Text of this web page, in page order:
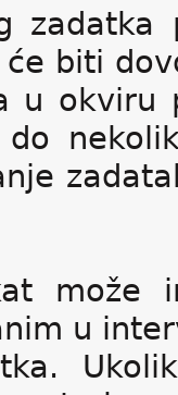
biti
u
može
u